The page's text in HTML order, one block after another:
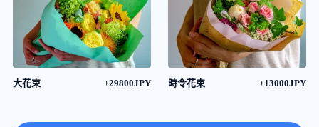
大花束 +29800JPY 時令花束 +13000JPY